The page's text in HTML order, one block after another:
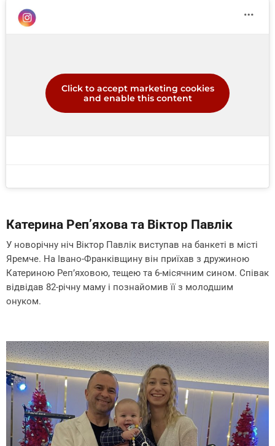
Click to accept marketing cookies
and enable this content
Катерина Реп’яхова та Віктор Павлік
У новорічну ніч Віктор Павлік виступав на банкеті в місті
Яремче. На Івано-Франківщину він приїхав з дружиною
Катериною Реп’яховою, тещею та 6-місячним сином. Співак
відвідав 82-річну маму і познайомив її з молодшим
онуком.